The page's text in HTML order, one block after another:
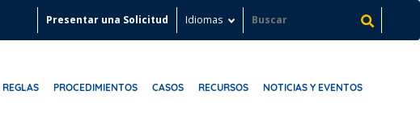
Presentar una Solicitud Idiomas
REGLAS PROCEDIMIENTOS CASOS RECURSOS NOTICIAS Y EVENTOS